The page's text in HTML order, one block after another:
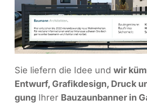
Sie lie­fern die Idee und wir
Ent­wurf, Gra­fik­de­sign, Druck
gungIhrer Bau­zaun­ban­ner in